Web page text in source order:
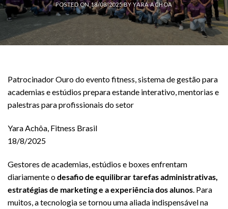
POSTED ON18/08/2025BYYARA ACHOA
Patrocinador Ouro do evento fitness, sistema de gestão para
academias e estúdios prepara estande interativo, mentorias e
palestras para profissionais do setor
Yara Achôa, Fitness Brasil
18/8/2025
Gestores de academias, estúdios e boxes enfrentam
diariamente odesafio de equilibrar tarefas administrativas,
estratégias de marketing e a experiência dos alunos . Para
muitos, a tecnologia se tornou uma aliada indispensável na